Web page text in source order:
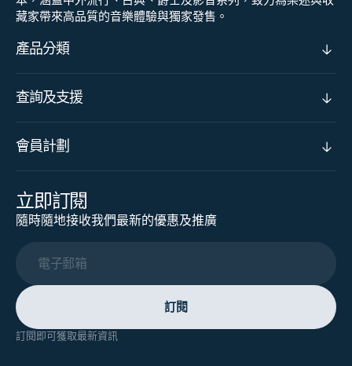
藏家帶來高品質的音樂體驗與獨家發售。
產品分類
查詢及支援
會員計劃
立即訂閱
隨時隨地接收我們最新的優惠及推廣
電子郵箱
訂閱
訂閱即可獲取最新資訊